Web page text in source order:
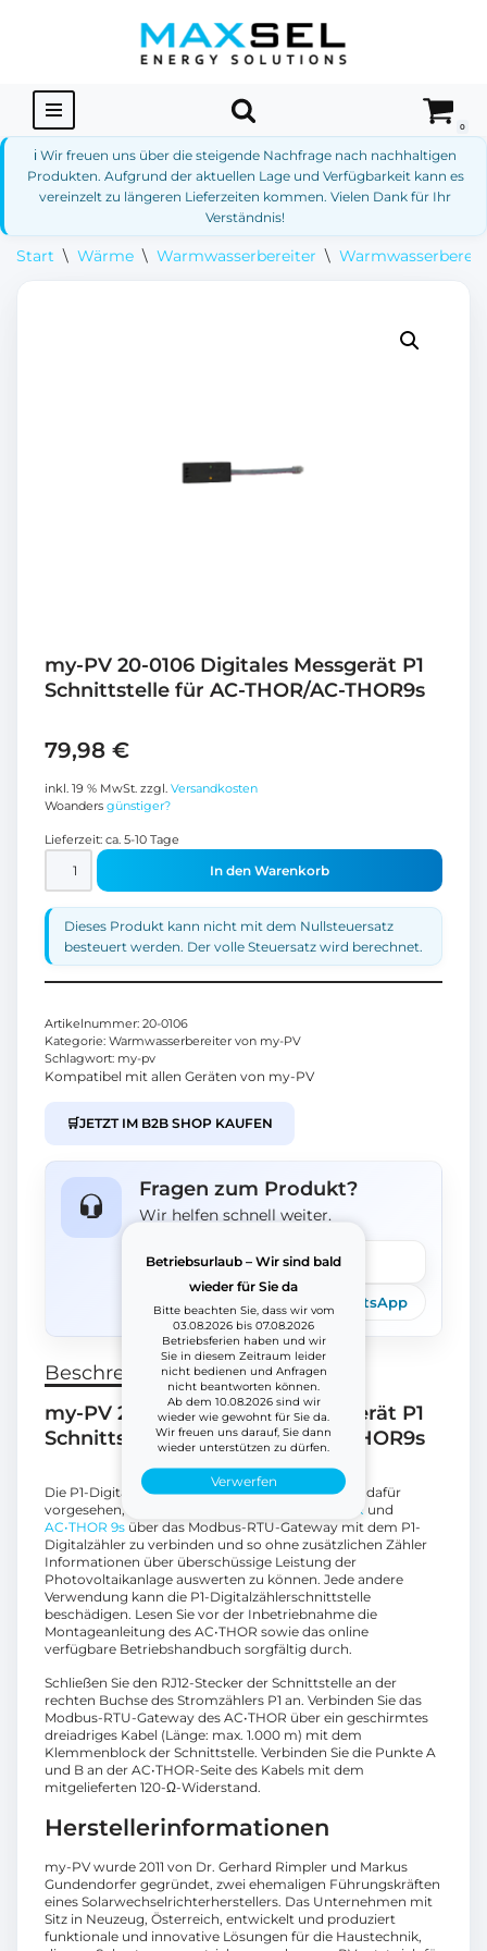
Betriebsurlaub – Wir sind bald
wieder für Sie da
Bitte beachten Sie, dass wir vom
03.08.2026 bis 07.08.2026
Betriebsferien haben und wir
Sie in diesem Zeitraum leider
nicht bedienen und Anfragen
nicht beantworten können.
Ab dem 10.08.2026 sind wir
wieder wie gewohnt für Sie da.
Wir freuen uns darauf, Sie dann
wieder unterstützen zu dürfen.
Verwerfen
springen
0
ℹ️ Wir freuen uns über die steigende Nachfrage nach nachhaltigen
Produkten. Aufgrund der aktuellen Lage und Verfügbarkeit kann es
vereinzelt zu längeren Lieferzeiten kommen. Vielen Dank für Ihr
Verständnis!
Start \ Wärme \ Warmwasserbereiter \
my-PV 20-0106 Digitales Messgerät P1
Schnittstelle für AC-THOR/AC-THOR9s
79,98 €
inkl. 19 % MwSt. zzgl. Versandkosten
Woanders günstiger?
Lieferzeit: ca. 5-10 Tage
In den Warenkorb
Dieses Produkt kann nicht mit dem Nullsteuersatz
besteuert werden. Der volle Steuersatz wird berechnet.
Artikelnummer: 20-0106
Kategorie: Warmwasserbereiter von my-PV
Schlagwort: my-pv
Kompatibel mit allen Geräten von my-PV
🛒JETZT IM B2B SHOP KAUFEN
Fragen zum Produkt?
Wir helfen schnell weiter.
Frage stellen
Telefon E-Mail WhatsApp
Beschreibung
my-PV 20-0106 Digitales Messgerät P1
Schnittstelle für AC-THOR/AC-THOR9s
Die P1-Digitalzählerschnittstelle ist ausschließlich dafür
vorgesehen, die PV-Leistungsmanager
AC•THOR und
AC•THOR 9s über das Modbus-RTU-Gateway mit dem P1-
Digitalzähler zu verbinden und so ohne zusätzlichen Zähler
Informationen über überschüssige Leistung der
Photovoltaikanlage auswerten zu können. Jede andere
Verwendung kann die P1-Digitalzählerschnittstelle
beschädigen. Lesen Sie vor der Inbetriebnahme die
Montageanleitung des AC•THOR sowie das online
verfügbare Betriebshandbuch sorgfältig durch.
Schließen Sie den RJ12-Stecker der Schnittstelle an der
rechten Buchse des Stromzählers P1 an. Verbinden Sie das
Modbus-RTU-Gateway des AC•THOR über ein geschirmtes
dreiadriges Kabel (Länge: max. 1.000 m) mit dem
Klemmenblock der Schnittstelle. Verbinden Sie die Punkte A
und B an der AC•THOR-Seite des Kabels mit dem
mitgelieferten 120-Ω-Widerstand.
Herstellerinformationen
my-PV wurde 2011 von Dr. Gerhard Rimpler und Markus
Gundendorfer gegründet, zwei ehemaligen Führungskräften
eines Solarwechselrichterherstellers. Das Unternehmen mit
Sitz in Neuzeug, Österreich, entwickelt und produziert
funktionale und innovative Lösungen für die Haustechnik,